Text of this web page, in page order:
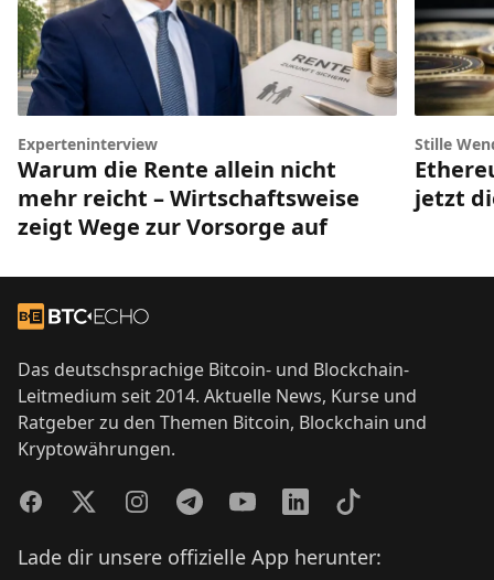
Experteninterview
Warum die Rente allein nicht
mehr reicht – Wirtschaftsweise
zeigt Wege zur Vorsorge auf
Stille
jetzt
Zur Startseite
Das deutschsprachige Bitcoin- und Blockchain-
Leitmedium seit 2014. Aktuelle News, Kurse und
Ratgeber zu den Themen Bitcoin, Blockchain und
Kryptowährungen.
FacebookTwitterInstagramTelegramYouTubeLinkedInTikTok
Lade dir unsere offizielle App herunter: